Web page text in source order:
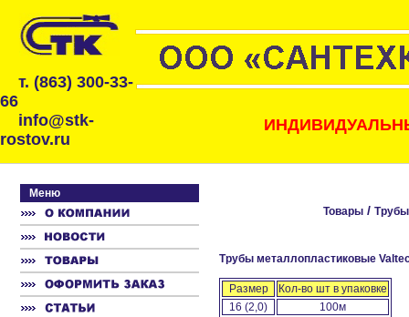
т. (863) 300-33-
66
info@stk-
rostov.ru
Меню
Товары/
Трубы металлопластиковые
Размер
Кол-во шт в упаковке
16 (2,0)
100м